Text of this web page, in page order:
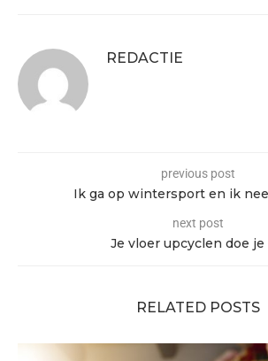
REDACTIE
previous post
Ik ga op wintersport en ik
next post
Je vloer upcyclen doe je
RELATED POSTS